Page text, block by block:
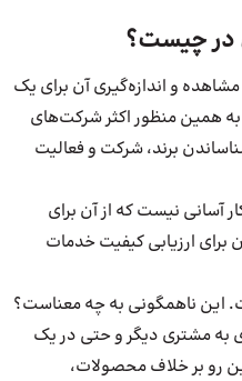
در چیست؟
و اندازه‌گیری آن برای یک
همین منظور اکثر شرکت‌های
برند، شرکت و فعالیت
آسانی نیست که از آن برای
ارزیابی کیفیت خدمات
این ناهمگونی به چه معناست؟
به مشتری دیگر و حتی در یک
رو بر خلاف محصولات،